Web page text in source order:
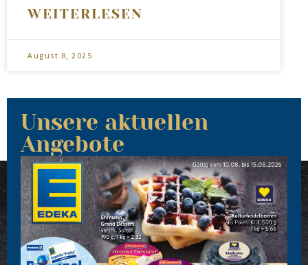
WEITERLESEN
August 8, 2025
Unsere aktuellen
Angebote